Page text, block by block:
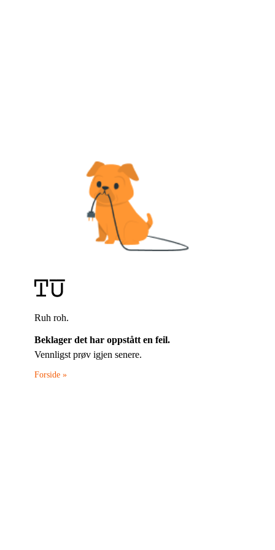
Ruh roh.
Beklager det har oppstått en feil.
Vennligst prøv igjen senere.
Forside »